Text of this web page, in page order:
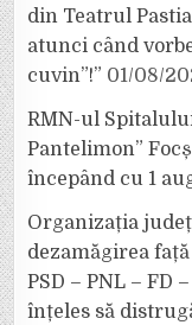
din Teatrul
atunci când
cuvin”!” 01/08/
RMN-ul
Pantelimon”
începând cu 1
Organizația
dezamăgirea
PSD – PNL – FD
înțeles să